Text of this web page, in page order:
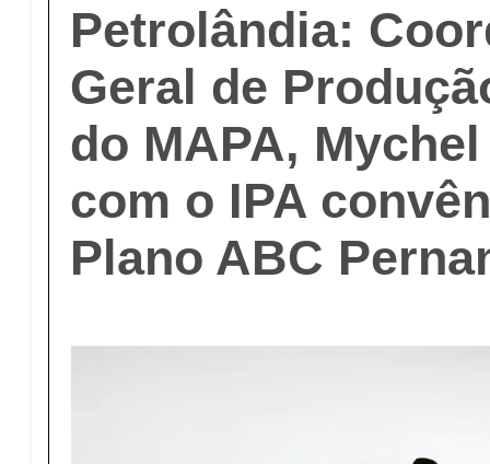
Petrolândia:
Geral de
do MAPA,
com o IPA
Plano ABC